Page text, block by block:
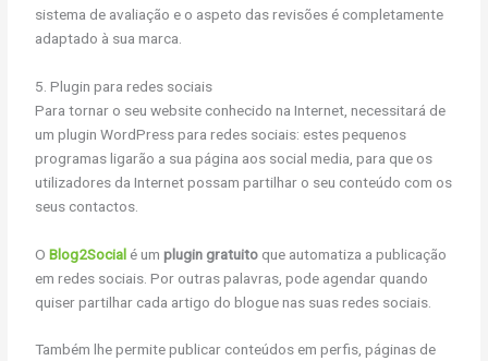
sistema de avaliação e o aspeto das revisões é completamente
adaptado à sua marca.
5. Plugin para redes sociais
Para tornar o seu website conhecido na Internet, necessitará de
um plugin WordPress para redes sociais: estes pequenos
programas ligarão a sua página aos social media, para que os
utilizadores da Internet possam partilhar o seu conteúdo com os
seus contactos.
OBlog2Social é umplugin gratuito que automatiza a publicação
em redes sociais. Por outras palavras, pode agendar quando
quiser partilhar cada artigo do blogue nas suas redes sociais.
Também lhe permite publicar conteúdos em perfis, páginas de